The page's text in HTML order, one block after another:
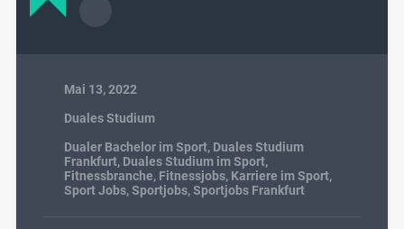
Mai 13, 2022
Duales Studium
Dualer Bachelor im Sport, Duales Studium
Frankfurt, Duales Studium im Sport,
Fitnessbranche, Fitnessjobs, Karriere im Sport,
Sport Jobs,Sportjobs,Sportjobs Frankfurt